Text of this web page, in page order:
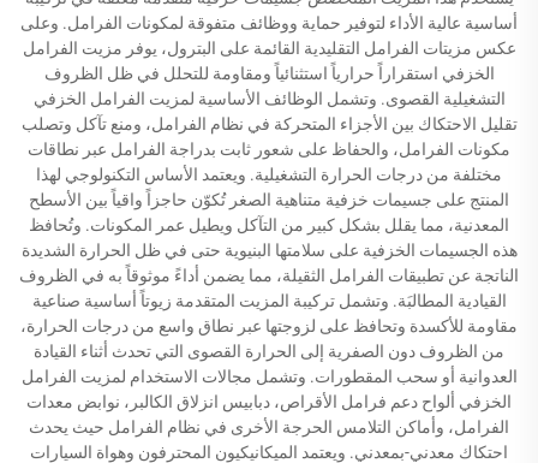
أساسية عالية الأداء لتوفير حماية ووظائف متفوقة لمكونات الفرامل. وعلى
عكس مزيتات الفرامل التقليدية القائمة على البترول، يوفر مزيت الفرامل
الخزفي استقراراً حرارياً استثنائياً ومقاومة للتحلل في ظل الظروف
التشغيلية القصوى. وتشمل الوظائف الأساسية لمزيت الفرامل الخزفي
تقليل الاحتكاك بين الأجزاء المتحركة في نظام الفرامل، ومنع تآكل وتصلب
مكونات الفرامل، والحفاظ على شعور ثابت بدراجة الفرامل عبر نطاقات
مختلفة من درجات الحرارة التشغيلية. ويعتمد الأساس التكنولوجي لهذا
المنتج على جسيمات خزفية متناهية الصغر تُكوّن حاجزاً واقياً بين الأسطح
المعدنية، مما يقلل بشكل كبير من التآكل ويطيل عمر المكونات. وتُحافظ
هذه الجسيمات الخزفية على سلامتها البنيوية حتى في ظل الحرارة الشديدة
الناتجة عن تطبيقات الفرامل الثقيلة، مما يضمن أداءً موثوقاً به في الظروف
القيادية المطالبَة. وتشمل تركيبة المزيت المتقدمة زيوتاً أساسية صناعية
مقاومة للأكسدة وتحافظ على لزوجتها عبر نطاق واسع من درجات الحرارة،
من الظروف دون الصفرية إلى الحرارة القصوى التي تحدث أثناء القيادة
العدوانية أو سحب المقطورات. وتشمل مجالات الاستخدام لمزيت الفرامل
الخزفي ألواح دعم فرامل الأقراص، دبابيس انزلاق الكالبر، نوابض معدات
الفرامل، وأماكن التلامس الحرجة الأخرى في نظام الفرامل حيث يحدث
احتكاك معدني-بمعدني. ويعتمد الميكانيكيون المحترفون وهواة السيارات